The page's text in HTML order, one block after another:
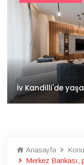
İv Kandilli'de
Anasayfa
Merkez Bankası,